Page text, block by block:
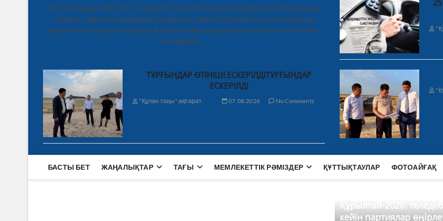
56 ViewsҚұрылтай-2026: теледебаттан кейін партиялар өңірлерге қайта оралды
«Әділет» партиясы өңірлердегі жұмысын «Әділетті Қазақстан үшін» мобильді
керуені аясында жалғастырды. Қостанай облысында керуеннің бағыты Ұзынкөл,
Меңдіқара,…
ТҰРҒЫНДАР ӨТІНІШІ ЕСКЕРІЛДІТҰРҒЫНДАР
ЕСКЕРІЛДІ
"Құлан таңы" ақпарат. 07.08.2026 No Comments
БАСТЫ БЕТ ЖАҢАЛЫҚТАР ТАҒЫ МЕМЛЕКЕТТІК РӘМІЗДЕР ҚҰТТЫҚТАУЛАР ФОТОАЙҒАҚ
Құрылтай-2026:
кейін партиялар